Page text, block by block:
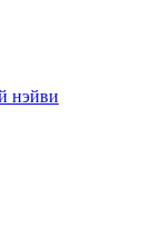
нэйви